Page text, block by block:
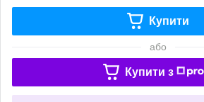
Купити
або
Купити з